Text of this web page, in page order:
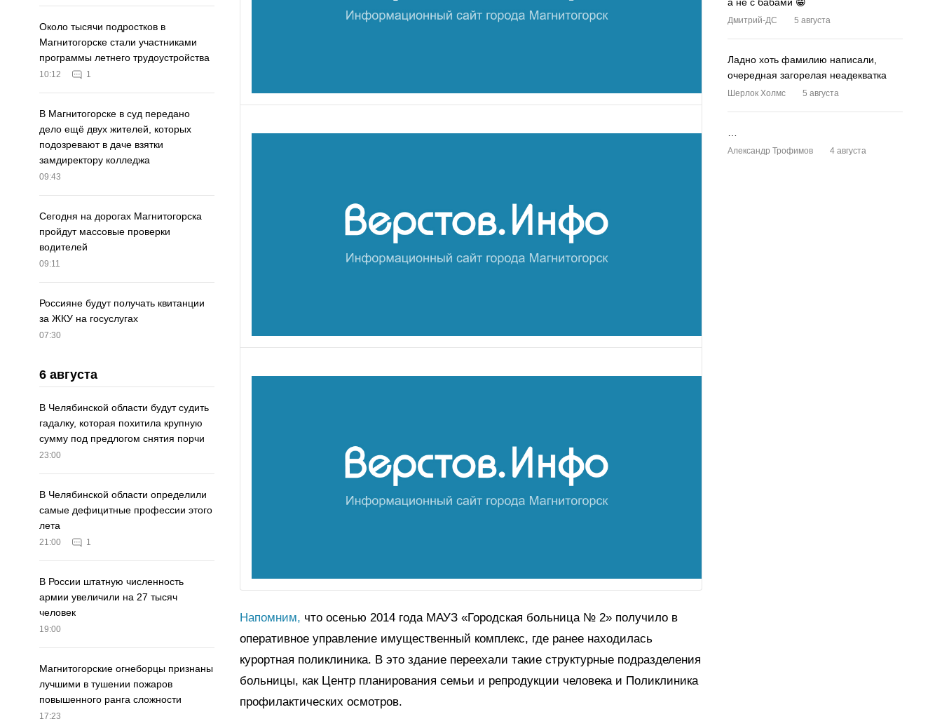
Около тысячи подростков в
Магнитогорске стали участниками
программы летнего трудоустройства
10:12 1
В Магнитогорске в суд передано
дело ещё двух жителей, которых
подозревают в даче взятки
замдиректору колледжа
09:43
Сегодня на дорогах Магнитогорска
пройдут массовые проверки
водителей
09:11
Россияне будут получать квитанции
за ЖКУ на госуслугах
07:30
6 августа
В Челябинской области будут судить
гадалку, которая похитила крупную
сумму под предлогом снятия порчи
23:00
В Челябинской области определили
самые дефицитные профессии этого
лета
21:00 1
В России штатную численность
армии увеличили на 27 тысяч
человек
19:00
Магнитогорские огнеборцы признаны
лучшими в тушении пожаров
повышенного ранга сложности
17:23
Напомним, что осенью 2014 года МАУЗ «Городская больница № 2» получило в
оперативное управление имущественный комплекс, где ранее находилась
курортная поликлиника. В это здание переехали такие структурные подразделения
больницы, как Центр планирования семьи и репродукции человека и Поликлиника
профилактических осмотров.
Дмитрий-ДС 5 августа
Ладно хоть фамилию написали,
очередная загорелая неадекватка
Шерлок Холмс 5 августа
Александр Трофимов 4 августа